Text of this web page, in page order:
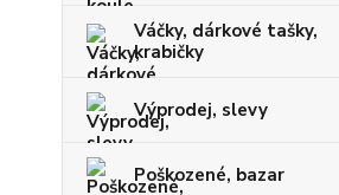
Váčky, dárkové tašky,
krabičky
Výprodej, slevy
Poškozené, bazar